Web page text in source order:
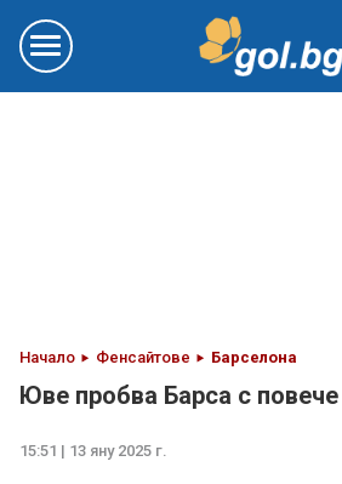
Начало Фенсайтове Барселона
Юве пробва Барса с
15:51 | 13 яну 2025 г.